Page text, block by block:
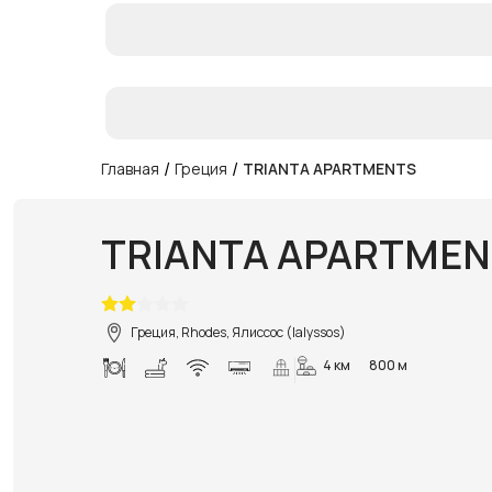
Главная / Греция / TRIANTA APARTMENTS
TRIANTA
Греция, Rhodes, Ялиссос (Ialyssos)
4 км
800 м